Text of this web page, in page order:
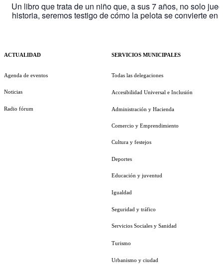
Un libro que trata de un niño que, a sus 7 años, no solo
historia, seremos testigo de cómo la pelota se convierte
ACTUALIDAD
Agenda de eventos
Noticias
Radio fórum
SERVICIOS MUNICIPALES
Todas las delegaciones
Accesibilidad Universal e Inclusión
Administración y Hacienda
Comercio y Emprendimiento
Cultura y festejos
Deportes
Educación y juventud
Igualdad
Seguridad y tráfico
Servicios Sociales y Sanidad
Turismo
Urbanismo y ciudad